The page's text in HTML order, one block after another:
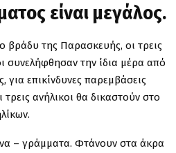
είναι μεγάλος.
βράδυ της Παρασκευής, οι τρεις
συνελήφθησαν την ίδια μέρα από
για επικίνδυνες παρεμβάσεις
ανήλικοι θα δικαστούν στο
– γράμματα. Φτάνουν στα άκρα